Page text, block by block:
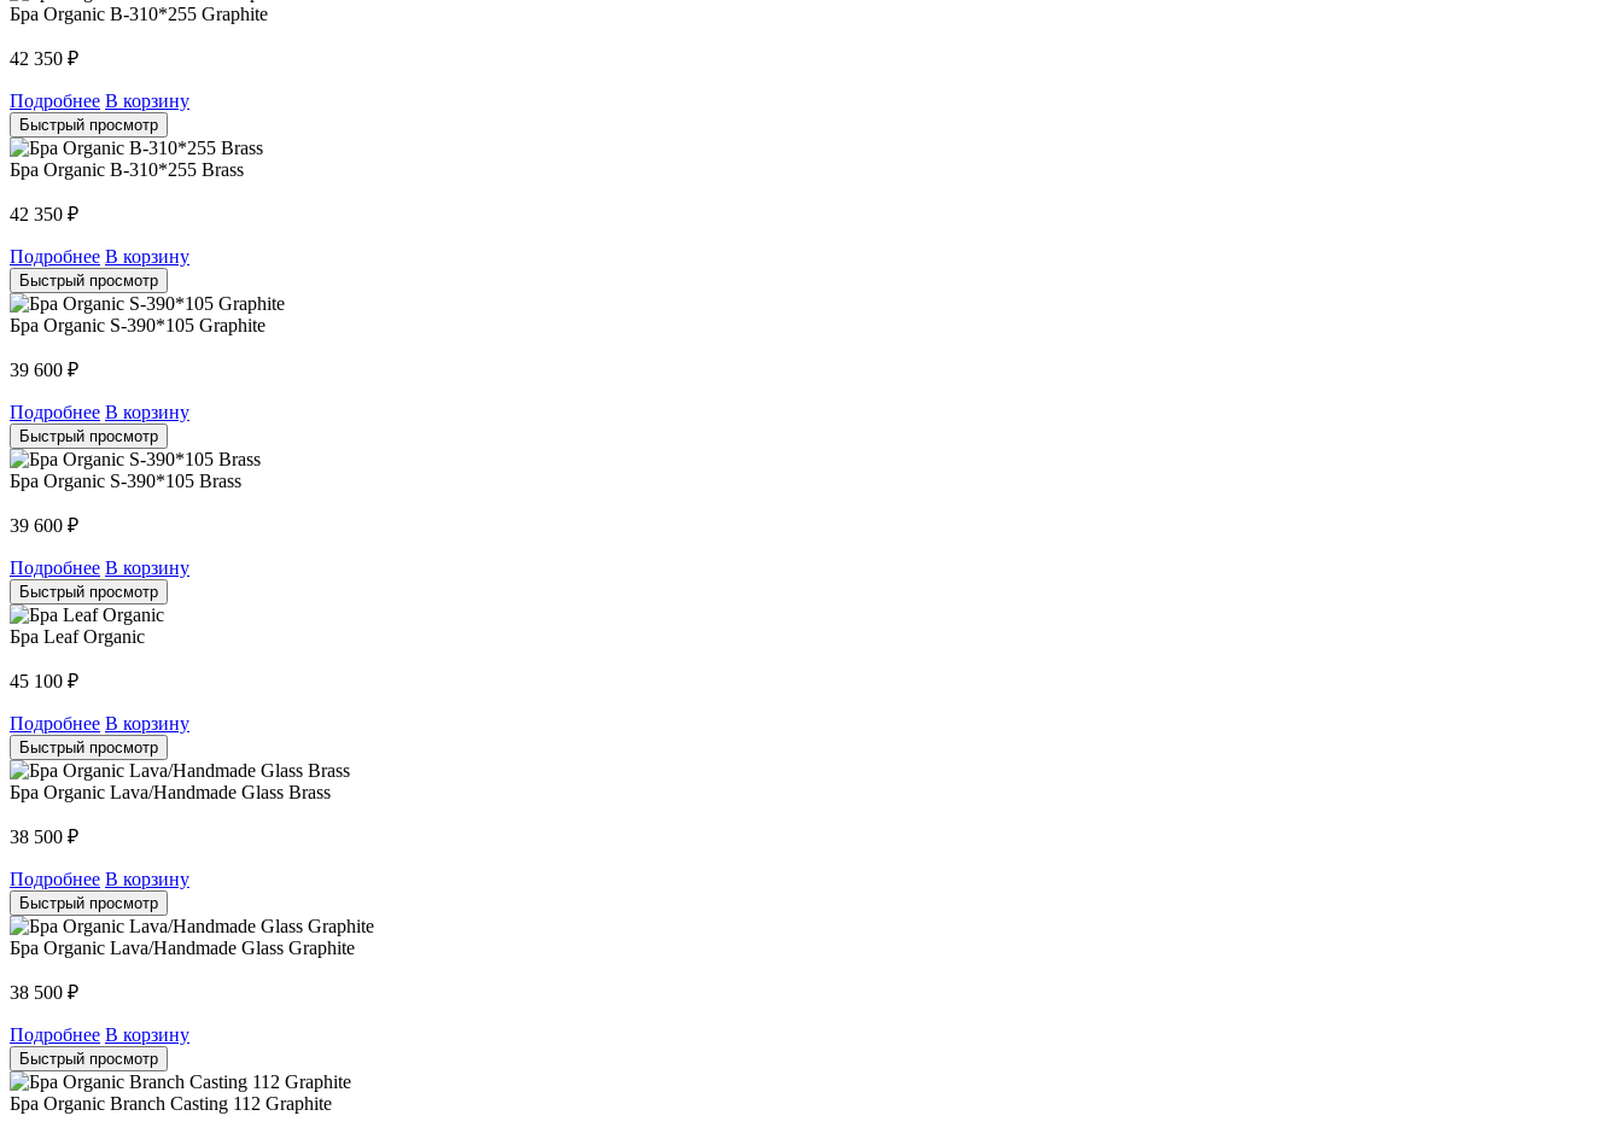
Бра Organic B-310*255 Graphite
42 350 ₽
Подробнее В корзину
Быстрый просмотр
Бра Organic B-310*255 Brass
42 350 ₽
Подробнее В корзину
Быстрый просмотр
Бра Organic S-390*105 Graphite
39 600 ₽
Подробнее В корзину
Быстрый просмотр
Бра Organic S-390*105 Brass
39 600 ₽
Подробнее В корзину
Быстрый просмотр
Бра Leaf Organic
45 100 ₽
Подробнее В корзину
Быстрый просмотр
Бра Organic Lava/Handmade Glass Brass
38 500 ₽
Подробнее В корзину
Быстрый просмотр
Бра Organic Lava/Handmade Glass Graphite
38 500 ₽
Подробнее В корзину
Быстрый просмотр
Бра Organic Branch Casting 112 Graphite